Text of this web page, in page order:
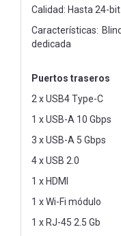
Calidad: Hasta 24-
Características:
dedicada
Puertos traseros
2 x USB4 Type-C
1 x USB-A 10 Gbps
3 x USB-A 5 Gbps
4 x USB 2.0
1 x HDMI
1 x Wi-Fi módulo
1 x RJ-45 2.5 Gb